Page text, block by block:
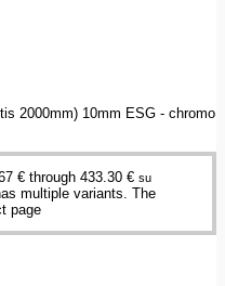
2000mm) 10mm ESG - chromo
€ through 433.30 € su
multiple variants. The
page